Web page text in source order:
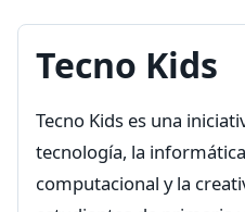
Tecno Kids
Tecno Kids es una
tecnología, la
computacional y la